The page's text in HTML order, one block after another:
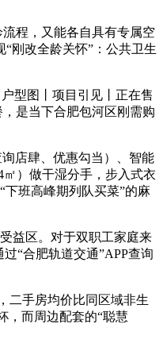
程，又能各自具有专属空
刚改全龄关怀”：公共卫生
型图丨项目引见丨正在售
是当下合肥包河区刚需购
店肆、优惠勾当）、智能
）做干湿分手，步入式衣
下班高峰期列队买菜”的麻
益区。对于双职工家庭来
“合肥轨道交通”APP查询
二手房均价比同区域非生
，而周边配套的“聪慧